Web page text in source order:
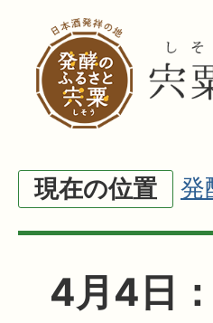
現在の位置 発
4月4日